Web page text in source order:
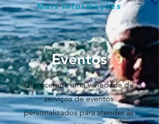
Mais Informações
Eventos
Oferecemos uma variedade de
serviços de eventos
personalizados para atender às